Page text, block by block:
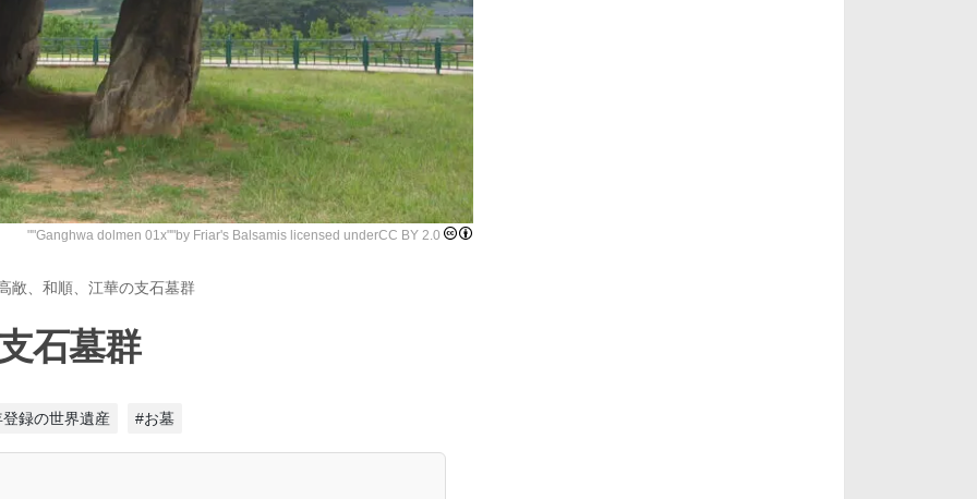
""Ganghwa dolmen 01x""by Friar's Balsamis licensed underCC BY 2.0
敞、和順、江華の支石墓群
石墓群
録の世界遺産 #お墓